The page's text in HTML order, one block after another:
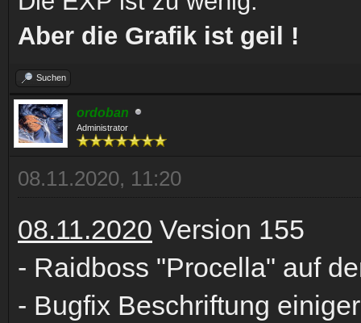
Aber die Grafik ist geil !
Suchen
ordoban
Administrator
08.11.2020, 11:20
08.11.2020 Version 155
- Raidboss "Procella" auf
- Bugfix Beschriftung